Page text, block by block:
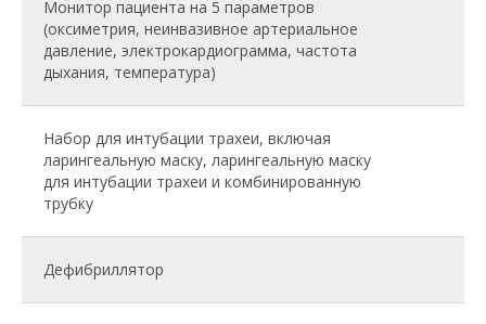
Монитор пациента на 5 параметров
(оксиметрия, неинвазивное артериальное
давление, электрокардиограмма, частота
дыхания, температура)
Набор для интубации трахеи, включая
ларингеальную маску, ларингеальную маску
для интубации трахеи и комбинированную
трубку
Дефибриллятор